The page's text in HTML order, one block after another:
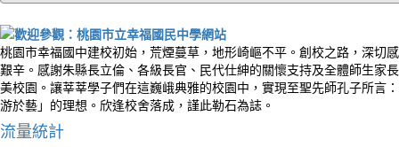
桃園市幸福國中建校初始，荒煙蔓草，地形崎嶇不平。創校之路，深切
艱辛。感謝朱縣長立倫、各級長官、民代仕紳的關懷支持及全體師生家
美校園。讓莘莘學子們在這巍峨典雅的校園中，實現至聖先師孔子所言
游於藝」的理想。欣逢校舍落成，謹此勒石為誌。
流量統計